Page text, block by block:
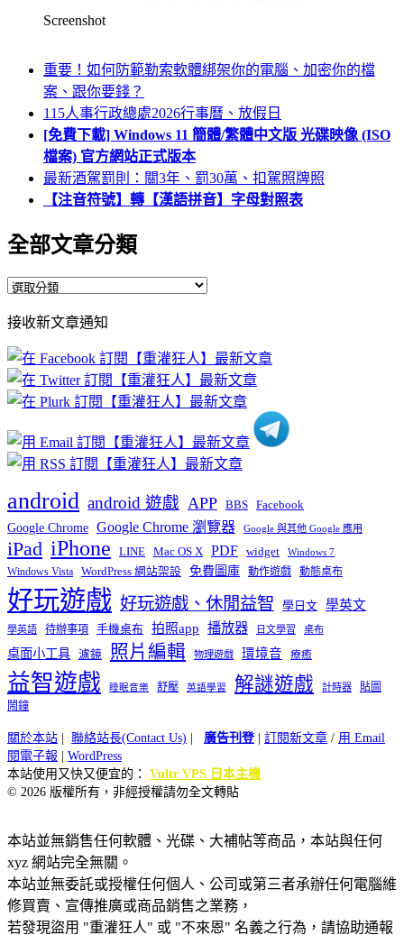
Screenshot
重要！如何防範勒索軟體綁架你的電腦、加密你的檔
案、跟你要錢？
115人事行政總處2026行事曆、放假日
[免費下載] Windows 11 簡體/繁體中文版 光碟映像 (ISO
檔案) 官方網站正式版本
最新酒駕罰則：關3年、罰30萬、扣駕照牌照
【注音符號】轉【漢語拼音】字母對照表
全部文章分類
全
文
章
分
類
接收新文章通知
android android 遊戲 APP BBS Facebook
Google Chrome Google Chrome 瀏覽器 Google 與其他 Google 應用
iPad iPhone LINE Mac OS X PDF widget Windows 7
Windows Vista WordPress 網站架設 免費圖庫 動作遊戲 動態桌布
好玩遊戲 好玩遊戲、休閒益智 學日文 學英文
學英語 待辦事項 手機桌布 拍照app 播放器 日文學習 桌布
桌面小工具 濾鏡 照片編輯 物理遊戲 環境音 療癒
益智遊戲 睡眠音樂 舒壓 英語學習 解謎遊戲 計時器
貼圖
鬧鐘
關於本站 聯絡站長(Contact Us) 廣告刊登| 訂閱新文章 / 用 Email
閱電子報
WordPress
本站使用又快又便宜的： Vultr VPS 日本主機
© 2026 版權所有，非經授權請勿全文轉貼
本站並無銷售任何軟體、光碟、大補帖等商品，本站與任何
xyz 網站完全無關。
本站並無委託或授權任何個人、公司或第三者承辦任何電腦維
修買賣、宣傳推廣或商品銷售之業務，
若發現盜用 "重灌狂人" 或 "不來恩" 名義之行為，請協助通報